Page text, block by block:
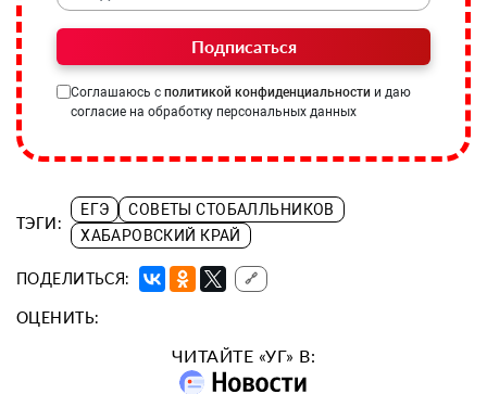
Подписаться
Соглашаюсь с политикой конфиденциальности и даю
согласие на обработку персональных данных
ТЭГИ:
ЕГЭ
СОВЕТЫ СТОБАЛЛЬНИКОВ
ХАБАРОВСКИЙ КРАЙ
ПОДЕЛИТЬСЯ: 🔗
ОЦЕНИТЬ:
ЧИТАЙТЕ «УГ» В: